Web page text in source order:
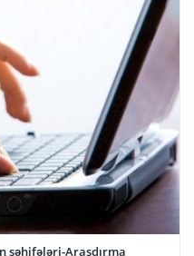
səhifələri-Araşdırma